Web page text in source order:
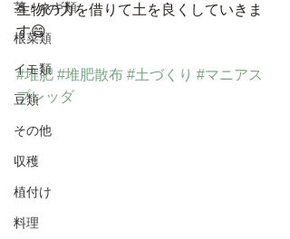
茎・ネギ類
根菜類
イモ類
豆類
その他
収穫
植付け
料理
生物の力を借りて土を良くしていきま
す😄
#堆肥 #堆肥散布 #土づくり #マニアス
プレッダ